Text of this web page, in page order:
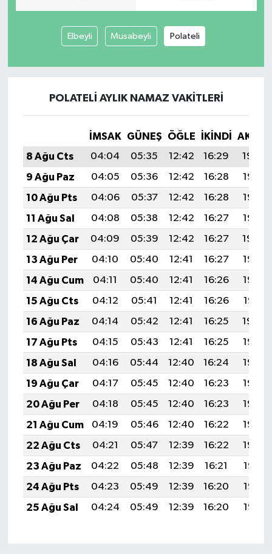
Elbeyli Musabeyli Polateli
POLATELI AYLIK NAMAZ VAKITLERI
İMSAK GÜNEŞ ÖĞLE İKINDI
8 Ağu Cts
04:04 05:35 12:42 16:29
19:39
9 Ağu Paz
04:05 05:36 12:42 16:28
19:38
10 Ağu Pts
04:06 05:37 12:42 16:28
19:37
11 Ağu Sal
04:08 05:38 12:42 16:27
19:36
12 Ağu Çar
04:09 05:39 12:42 16:27
19:34
13 Ağu Per
04:10 05:40 12:41 16:27
19:33
14 Ağu Cum
04:11 05:40 12:41 16:26
19:32
15 Ağu Cts
04:12 05:41 12:41 16:26
19:31
16 Ağu Paz
04:14 05:42 12:41 16:25
19:30
17 Ağu Pts
04:15 05:43 12:41 16:25
19:28
18 Ağu Sal
04:16 05:44 12:40 16:24
19:27
19 Ağu Çar
04:17 05:45 12:40 16:23
19:26
20 Ağu Per
04:18 05:45 12:40 16:23
19:25
21 Ağu Cum
04:19 05:46 12:40 16:22
19:23
22 Ağu Cts
04:21 05:47 12:39 16:22
19:22
23 Ağu Paz
04:22 05:48 12:39 16:21
19:21
24 Ağu Pts
04:23 05:49 12:39 16:20
19:19
25 Ağu Sal
04:24 05:49 12:39 16:20 19:18